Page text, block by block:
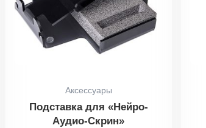
Аксессуары
Подставка для «Нейро-
Аудио-Скрин»